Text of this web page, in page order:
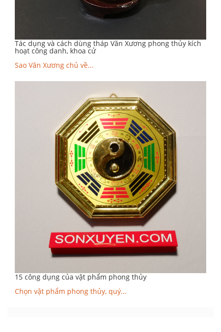
Tác dụng và cách dùng tháp Văn Xương phong thủy kích
hoạt công danh, khoa cử
Sao Văn Xương chủ về...
15 công dụng của vật phẩm phong thủy
Chọn vật phẩm phong thủy, quý...